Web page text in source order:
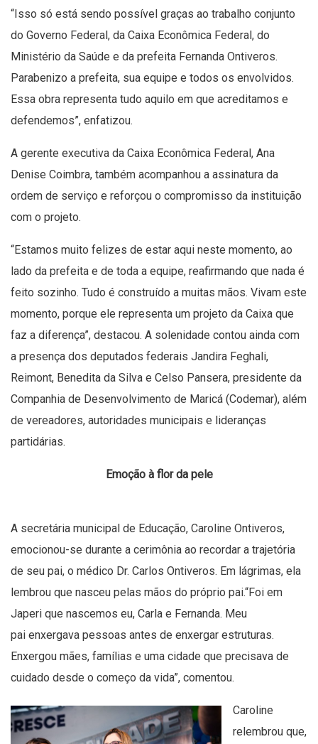
“Isso só está sendo possível graças ao trabalho conjunto
do Governo Federal, da Caixa Econômica Federal, do
Ministério da Saúde e da prefeita Fernanda Ontiveros.
Parabenizo a prefeita, sua equipe e todos os envolvidos.
Essa obra representa tudo aquilo em que acreditamos e
defendemos”, enfatizou.
A gerente executiva da Caixa Econômica Federal, Ana
Denise Coimbra, também acompanhou a assinatura da
ordem de serviço e reforçou o compromisso da instituição
com o projeto.
“Estamos muito felizes de estar aqui neste momento, ao
lado da prefeita e de toda a equipe, reafirmando que nada é
feito sozinho. Tudo é construído a muitas mãos. Vivam este
momento, porque ele representa um projeto da Caixa que
faz a diferença”, destacou. A solenidade contou ainda com
a presença dos deputados federais Jandira Feghali,
Reimont, Benedita da Silva e Celso Pansera, presidente da
Companhia de Desenvolvimento de Maricá (Codemar), além
de vereadores, autoridades municipais e lideranças
partidárias.
Emoção à flor da pele
A secretária municipal de Educação, Caroline Ontiveros,
emocionou-se durante a cerimônia ao recordar a trajetória
de seu pai, o médico Dr. Carlos Ontiveros. Em lágrimas, ela
lembrou que nasceu pelas mãos do próprio pai.“Foi em
Japeri que nascemos eu, Carla e Fernanda. Meu
pai enxergava pessoas antes de enxergar estruturas.
Enxergou mães, famílias e uma cidade que precisava de
cuidado desde o começo da vida”, comentou.
Caroline
relembrou que,